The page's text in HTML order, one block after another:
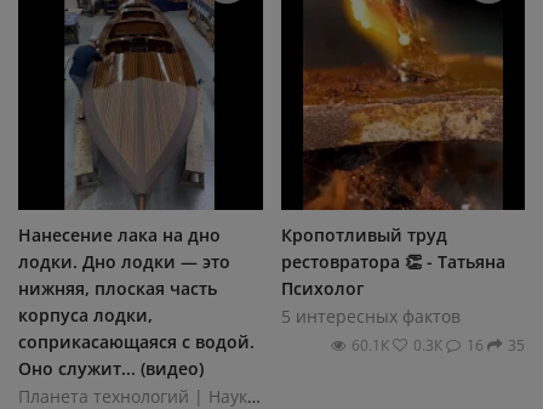
Нанесение лака на дно
лодки. Дно лодки — это
нижняя, плоская часть
корпуса лодки,
соприкасающаяся с водой.
Оно служит... (видео)
Планета технологий | Наука и техника
Кропотливый труд
рестовратора 👏 - Татьяна
Психолог
5 интересных фактов
60.1К 0.3К 16 35